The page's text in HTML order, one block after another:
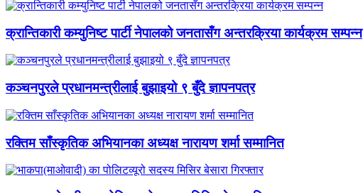
क्रान्तिकारी कम्युनिष्ट पार्टी नेपालको जनतासँग अन्तरक्रिया कार्यक्रम सम्पन्न
कञ्चनपुरले प्रधानमन्त्रीलाई बुझाइयो ९ बुँदे ज्ञापनपत्र
रक्तिम साँस्कृतिक अभियानका अध्यक्ष नारायण शर्मा सम्मानित